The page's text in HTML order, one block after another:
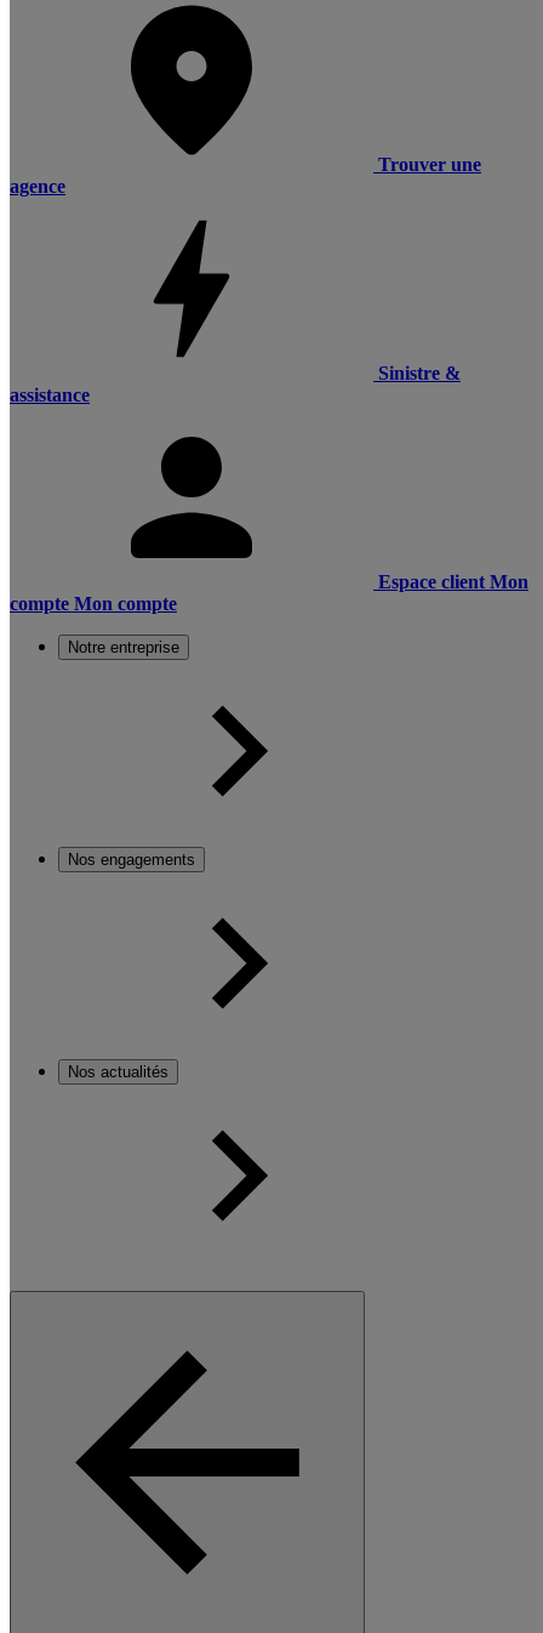
Trouver une
agence
Sinistre &
assistance
Espace client Mon
compte Mon compte
Notre entreprise
Nos engagements
Nos actualités